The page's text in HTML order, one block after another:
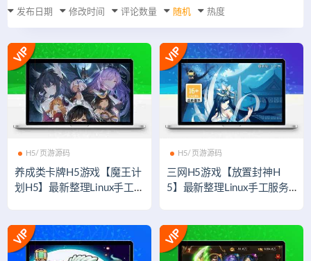
发布日期 修改时间 评论数量 随机 热度
H5/页游源码
养成类卡牌H5游戏【魔王计
划H5】最新整理Linux手工服
H5/页游源码
三网H5游戏【放置封神H
5】最新整理Linux手工服务